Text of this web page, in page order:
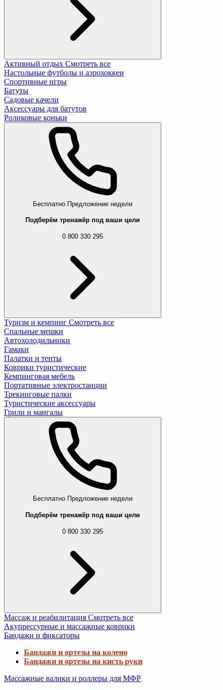
Активный отдых Смотреть все
Настольные футболы и аэрохоккеи
Спортивные игры
Батуты
Садовые качели
Аксессуары для батутов
Роликовые коньки
Бесплатно Предложение недели
Подберём тренажёр под ваши цели
0 800 330 295
Туризм и кемпинг Смотреть все
Спальные мешки
Автохолодильники
Гамаки
Палатки и тенты
Коврики туристические
Кемпинговая мебель
Портативные электростанции
Трекинговые палки
Туристические аксессуары
Грили и мангалы
Бесплатно Предложение недели
Подберём тренажёр под ваши цели
0 800 330 295
Массаж и реабилитация Смотреть все
Акупрессурные и массажные коврики
Бандажи и фиксаторы
Бандажи и ортезы на колено
Бандажи и ортезы на кисть руки
Массажные валики и роллеры для МФР